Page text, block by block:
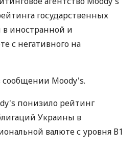
государственных
иностранной и
с негативного на
сообщении Moody's.
понизило рейтинг
Украины в
валюте с уровня В1